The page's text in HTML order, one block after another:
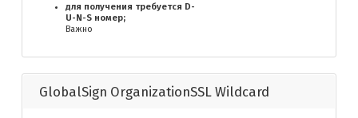
для получения требуется D-
U-N-S номер;
Важно
GlobalSign OrganizationSSL Wildcard